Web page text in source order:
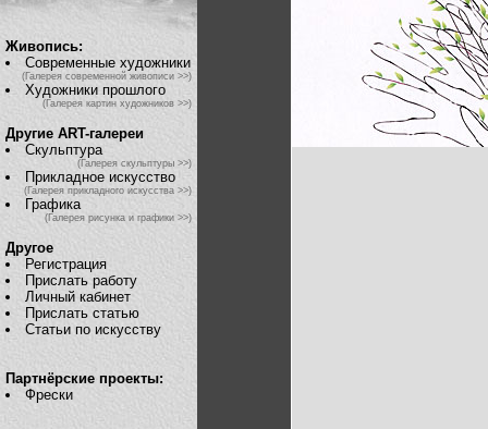
Живопись:
Современные художники
(Галерея современной живописи >>)
Художники прошлого
(Галерея картин художников >>)
Другие ART-галереи
Скульптура
(Галерея скульптуры >>)
Прикладное искусство
(Галерея прикладного искусства >>)
Графика
(Галерея рисунка и графики >>)
Другое
Регистрация
Прислать работу
Личный кабинет
Прислать статью
Статьи по искусству
Партнёрские проекты:
Фрески